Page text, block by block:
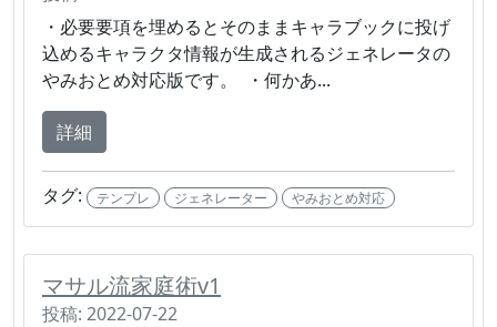
・必要要項を埋めるとそのままキャラブックに投げ
込めるキャラクタ情報が生成されるジェネレータの
やみおとめ対応版です。 ・何かあ...
詳細
タグ: テンプレ ジェネレーター やみおとめ対応
マサル流家庭術v1
投稿: 2022-07-22